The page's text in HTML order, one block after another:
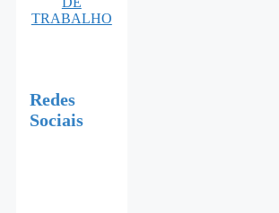
TRABALHO
Redes
Sociais